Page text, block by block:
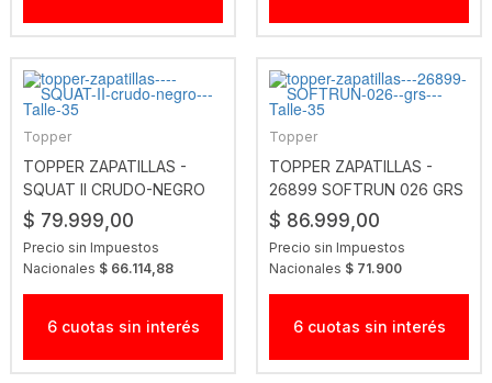
Topper
TOPPER ZAPATILLAS -
SQUAT II CRUDO-NEGRO
$ 79.999,00
Precio sin Impuestos
Nacionales $ 66.114,88
6 cuotas sin interés
Topper
TOPPER ZAPATILLAS -
26899 SOFTRUN 026 GRS
$ 86.999,00
Precio sin Impuestos
Nacionales $ 71.900
6 cuotas sin interés